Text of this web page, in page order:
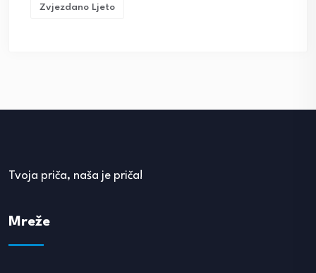
Zvjezdano Ljeto
Tvoja priča, naša je priča!
Mreže